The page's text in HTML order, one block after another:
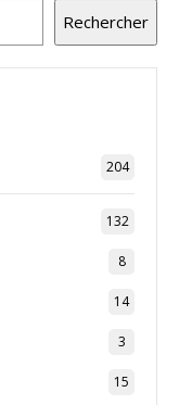
Rechercher
204
132
8
14
3
15